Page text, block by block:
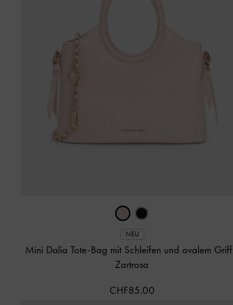
NEU
Mini Dalia Tote-Bag mit Schleifen und ovalem Griff
Zartrosa
CHF85.00